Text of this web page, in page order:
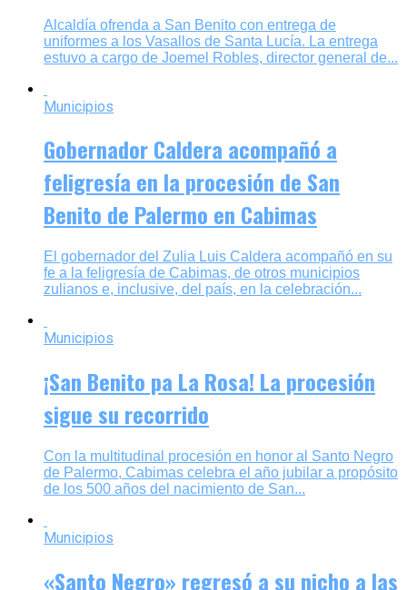
Alcaldía ofrenda a San Benito con entrega de
uniformes a los Vasallos de Santa Lucía. La entrega
estuvo a cargo de Joemel Robles, director general de...
Municipios
Gobernador Caldera acompañó a
feligresía en la procesión de San
Benito de Palermo en Cabimas
El gobernador del Zulia Luis Caldera acompañó en su
fe a la feligresía de Cabimas, de otros municipios
zulianos e, inclusive, del país, en la celebración...
Municipios
¡San Benito pa La Rosa! La procesión
sigue su recorrido
Con la multitudinal procesión en honor al Santo Negro
de Palermo, Cabimas celebra el año jubilar a propósito
de los 500 años del nacimiento de San...
Municipios
«Santo Negro» regresó a su nicho a las